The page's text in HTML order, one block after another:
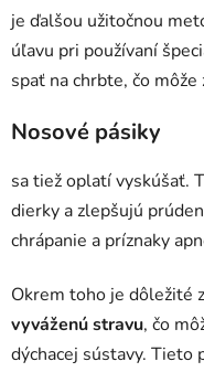
je ďalšou užitočnou
úľavu pri používaní
spať na chrbte, čo
Nosové pásiky
sa tiež oplatí vyskúšať.
dierky a zlepšujú
chrápanie a príznaky
Okrem toho je dôležité
vyváženú stravu, čo
dýchacej sústavy. Tieto